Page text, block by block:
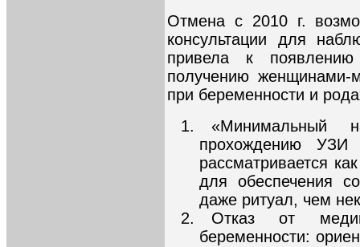
Отмена с 2010 г.
консультации для
привела к появлению
получению женщинами-
при беременности и
«Минимальный
прохождению
рассматривается
для обеспечения
даже ритуал, чем
Отказ от
беременности: